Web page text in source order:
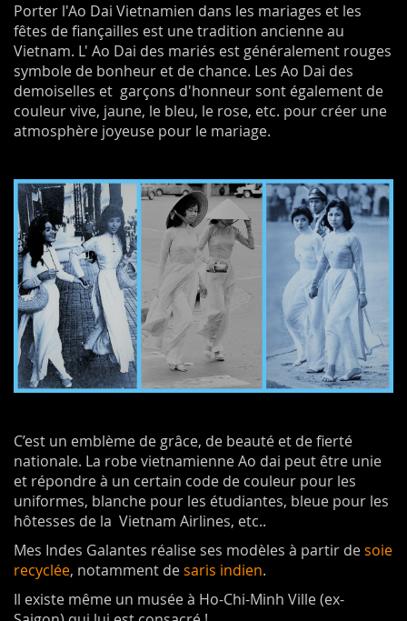
Porter l'Ao Dai Vietnamien dans les mariages et les
fêtes de fiançailles est une tradition ancienne au
Vietnam. L' Ao Dai des mariés est généralement rouges
symbole de bonheur et de chance. Les Ao Dai des
demoiselles et garçons d'honneur sont également de
couleur vive, jaune, le bleu, le rose, etc. pour créer une
atmosphère joyeuse pour le mariage.
C’est un emblème de grâce, de beauté et de fierté
nationale. La robe vietnamienne Ao dai peut être unie
et répondre à un certain code de couleur pour les
uniformes, blanche pour les étudiantes, bleue pour les
hôtesses de la Vietnam Airlines, etc..
Mes Indes Galantes réalise ses modèles à partir desoie
recyclée, notamment desaris indien.
Il existe même un musée à Ho-Chi-Minh Ville (ex-